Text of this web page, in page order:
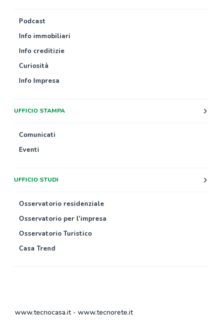
Podcast
Info immobiliari
Info creditizie
Curiosità
Info Impresa
UFFICIO STAMPA
Comunicati
Eventi
UFFICIO STUDI
Osservatorio residenziale
Osservatorio per l’impresa
Osservatorio Turistico
Casa Trend
www.tecnocasa.it- www.tecnorete.it